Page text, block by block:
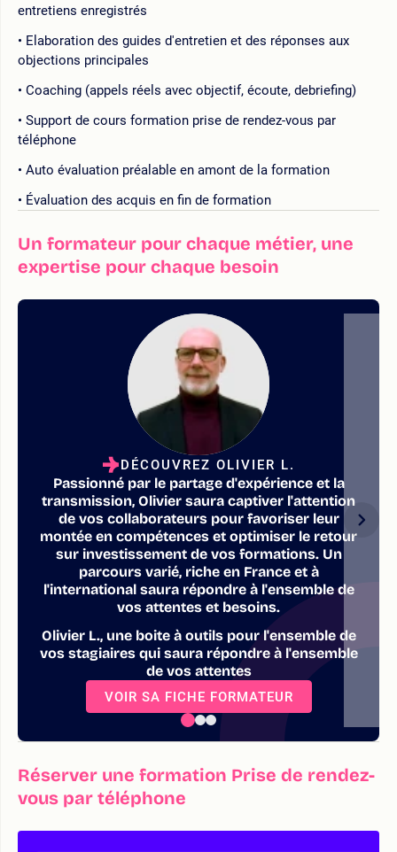
entretiens enregistrés
Elaboration des guides d'entretien et des réponses aux
objections principales
Coaching (appels réels avec objectif, écoute, debriefing)
Support de cours formation prise de rendez-vous par
téléphone
Auto évaluation préalable en amont de la formation
Évaluation des acquis en fin de formation
Un formateur pour chaque métier, une
expertise pour chaque besoin
DÉCOUVREZ OLIVIER L.
Passionné par le partage d'expérience et la
transmission, Olivier saura captiver l'attention
de vos collaborateurs pour favoriser leur
montée en compétences et optimiser le retour
sur investissement de vos formations. Un
parcours varié, riche en France et à
l'international saura répondre à l'ensemble de
vos attentes et besoins.
Olivier L., une boite à outils pour l'ensemble de
vos stagiaires qui saura répondre à l'ensemble
de vos attentes
VOIR SA FICHE FORMATEUR
Réserver une formation Prise de rendez-
vous par téléphone